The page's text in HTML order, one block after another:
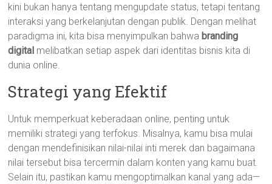
kini bukan hanya tentang mengupdate status, tetapi tentang
interaksi yang berkelanjutan dengan publik. Dengan melihat
paradigma ini, kita bisa menyimpulkan bahwa branding
digital melibatkan setiap aspek dari identitas bisnis kita di
dunia online.
Strategi yang Efektif
Untuk memperkuat keberadaan online, penting untuk
memiliki strategi yang terfokus. Misalnya, kamu bisa mulai
dengan mendefinisikan nilai-nilai inti merek dan bagaimana
nilai tersebut bisa tercermin dalam konten yang kamu buat.
Selain itu, pastikan kamu mengoptimalkan kanal yang ada—